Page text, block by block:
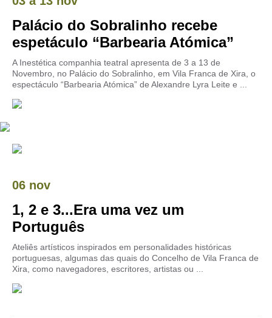
Palácio do Sobralinho recebe
espetáculo “Barbearia Atómica”
A Inestética companhia teatral apresenta de 3 a 13 de
Novembro, no Palácio do Sobralinho, em Vila Franca de Xira, o
espectáculo “Barbearia Atómica” de Alexandre Lyra Leite e ...
06 nov
1, 2 e 3...Era uma vez um
Português
Ateliês artísticos inspirados em personalidades históricas
portuguesas, algumas das quais do Concelho de Vila Franca de
Xira, como navegadores, escritores, artistas ou ...